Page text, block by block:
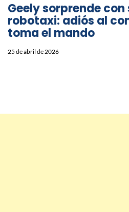
Geely sorprende
robotaxi: adiós al
toma el mando
25 de abril de 2026